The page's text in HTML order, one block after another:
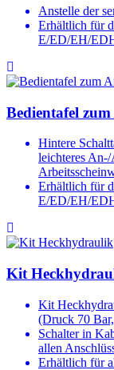
Anstelle der
Erhältlich für
E/ED/EH/
Bedientafel
Hintere
leichteres
Erhältlich für
E/ED/EH/
Kit
Kit
(Druck 70
Schalter in
allen
Erhältlich für